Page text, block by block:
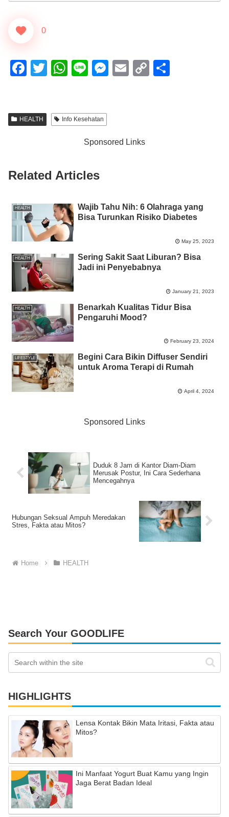
0
F
e
o
k
T
er
W
s
p
Li
M
g
E
C
HEALTH Info Kesehatan
Sponsored Links
Related Articles
HEALTH
Wajib Tahu Nih: 6 Olahraga yang
Bisa Turunkan Risiko Diabetes
May 25, 2023
HEALTH
Sering Sakit Saat Liburan? Bisa
Jadi ini Penyebabnya
January 21, 2023
HEALTH
Benarkah Kualitas Tidur Bisa
Pengaruhi Mood?
February 23, 2024
LIFESTYLE
Begini Cara Bikin Diffuser Sendiri
untuk Aroma Terapi di Rumah
April 4, 2024
Sponsored Links
Duduk 8 Jam di Kantor Diam-Diam
Merusak Postur, Ini Cara Sederhana
Mencegahnya
Hubungan Seksual Ampuh Meredakan
Stres, Fakta atau Mitos?
Home HEALTH
Search Your GOODLIFE
HIGHLIGHTS
Lensa Kontak Bikin Mata Iritasi, Fakta atau
Mitos?
Ini Manfaat Yogurt Buat Kamu yang Ingin
Jaga Berat Badan Ideal